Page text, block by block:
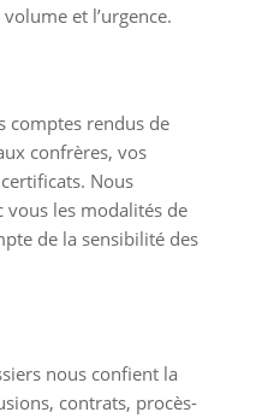
et l’urgence.
comptes rendus de
confrères, vos
Nous
vous les modalités de
de la sensibilité des
nous confient la
contrats, procès-